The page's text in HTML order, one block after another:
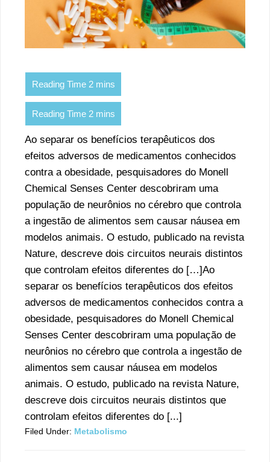
Ao separar os benefícios terapêuticos dos
efeitos adversos de medicamentos conhecidos
contra a obesidade, pesquisadores do Monell
Chemical Senses Center descobriram uma
população de neurônios no cérebro que controla
a ingestão de alimentos sem causar náusea em
modelos animais. O estudo, publicado na revista
Nature, descreve dois circuitos neurais distintos
que controlam efeitos diferentes do […]Ao
separar os benefícios terapêuticos dos efeitos
adversos de medicamentos conhecidos contra a
obesidade, pesquisadores do Monell Chemical
Senses Center descobriram uma população de
neurônios no cérebro que controla a ingestão de
alimentos sem causar náusea em modelos
animais. O estudo, publicado na revista Nature,
descreve dois circuitos neurais distintos que
controlam efeitos diferentes do [...]
Filed Under: Metabolismo